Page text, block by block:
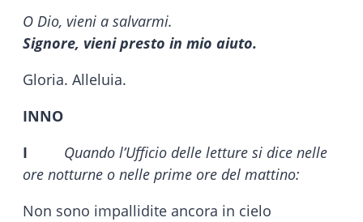
O Dio, vieni a salvarmi.
Signore, vieni presto in mio aiuto.
Gloria. Alleluia.
INNO
I
Quando l’Ufficio delle letture si dice nelle
ore notturne o nelle prime ore del mattino:
Non sono impallidite ancora in cielo